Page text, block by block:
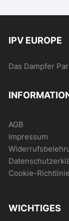
IPV EUROPE
Das Dampfer
AGB
Impressum
Cookie-
WICHTIGES